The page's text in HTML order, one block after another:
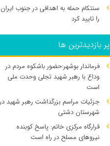
سنتکام حمله به اهدافی در جنوب ایران
را تایید کرد
پر بازدیدترین ها
فرماندار بوشهر:حضور باشکوه مردم در
وداع با رهبر شهید تجلی وحدت ملی
است
جزئیات مراسم بزرگداشت رهبر شهید در
شهرستان دشتی
قرارگاه مرکزی خاتم: پاسخ کوبنده
نیروهای مسلح در راه است